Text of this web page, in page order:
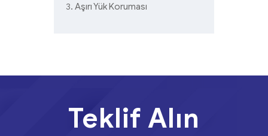
Aşırı Yük Koruması
Teklif Alın